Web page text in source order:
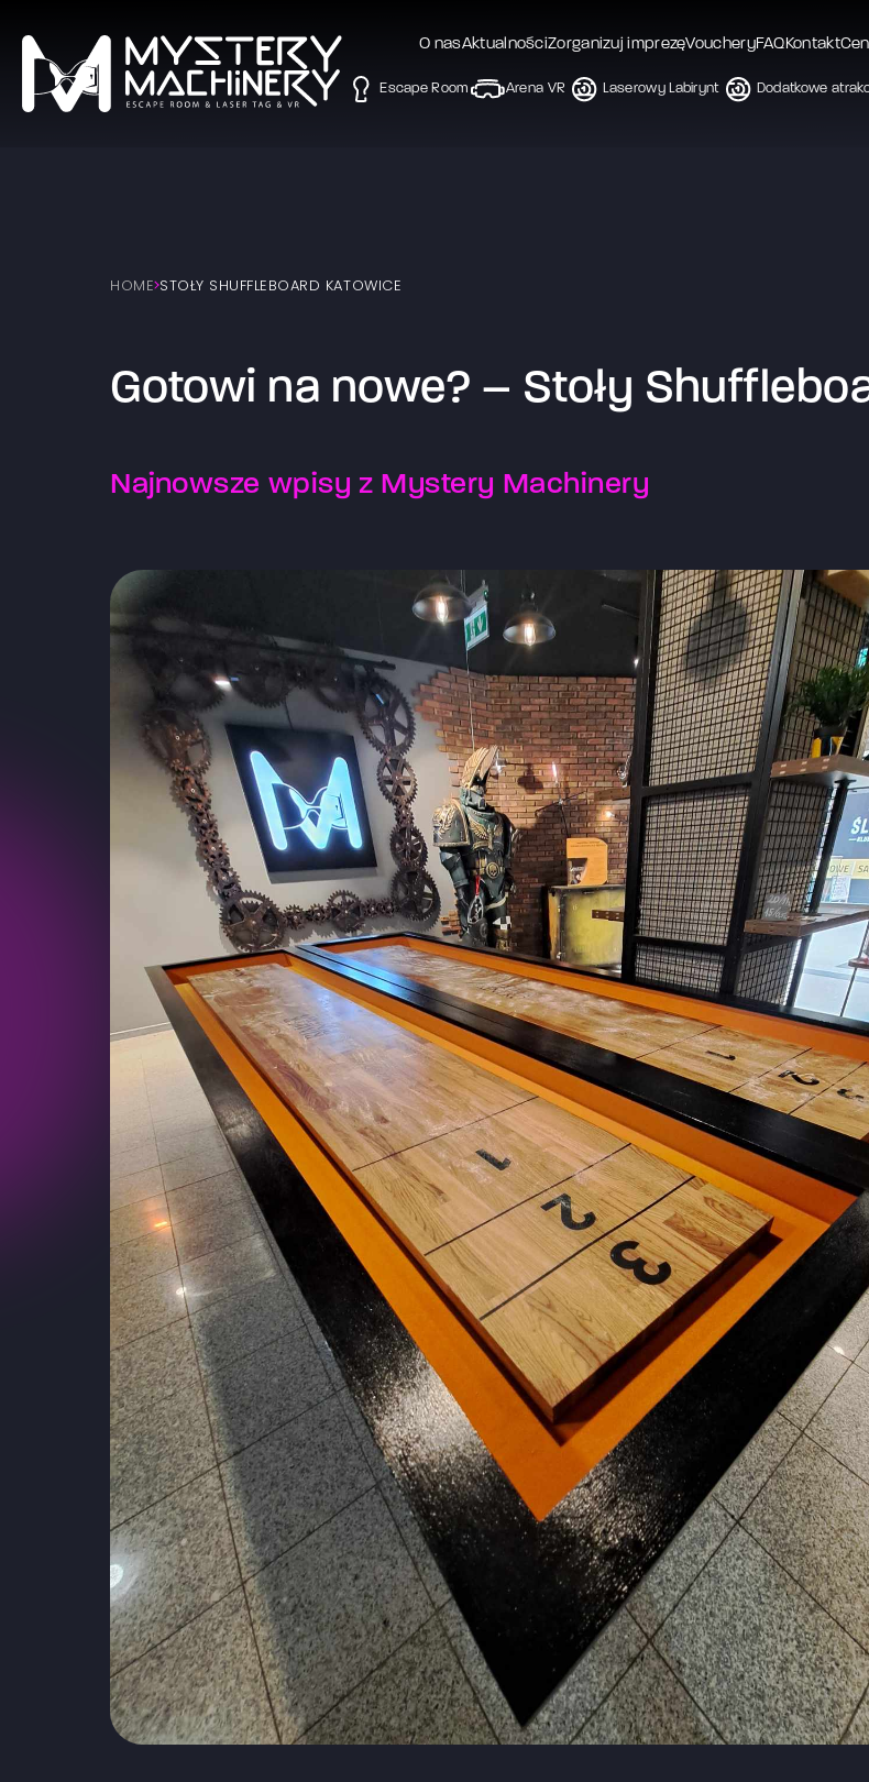
O nasAktualnościZorganizuj imprezęVoucheryFAQ Kontakt
Escape Room Arena VR Laserowy Labirynt Dodatkowe
HOME STOŁY SHUFFLEBOARD KATOWICE
Gotowi na nowe? – Stoły
Najnowsze wpisy z Mystery Machinery